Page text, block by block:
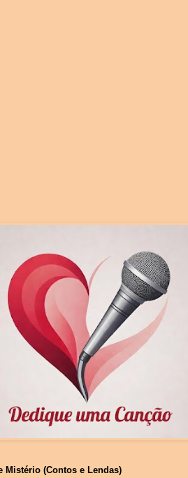
Mistério (Contos e Lendas)